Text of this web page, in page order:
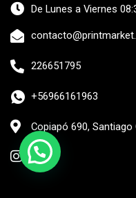
De Lunes a Viernes
226651795
+56966161963
Copiapó 690, Santiago